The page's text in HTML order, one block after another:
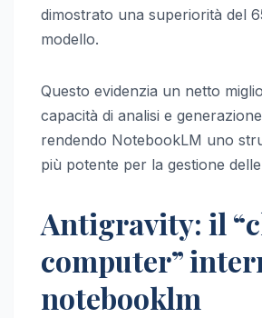
dimostrato una superiorità del
modello.
Questo evidenzia un netto
capacità di analisi e
rendendo NotebookLM uno
più potente per la gestione
Antigravity: il
computer”
notebooklm